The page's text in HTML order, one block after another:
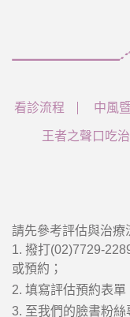
看診流程 中風
王者之聲口吃
請先參考評估與治療
1. 撥打(02)7729-
或預約；
2. 填寫評估預約表單
3. 至我們的臉書粉